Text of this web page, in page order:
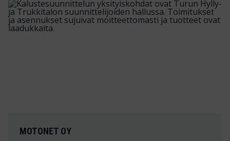
MOTONET OY